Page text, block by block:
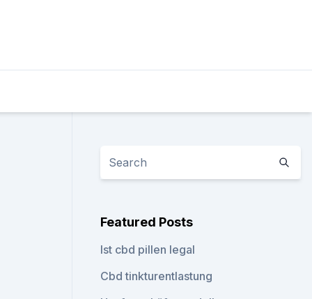
Featured Posts
Ist cbd pillen legal
Cbd tinkturentlastung